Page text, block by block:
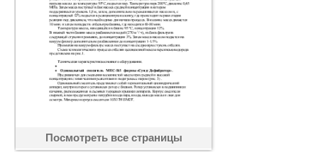
Посмотреть все страницы